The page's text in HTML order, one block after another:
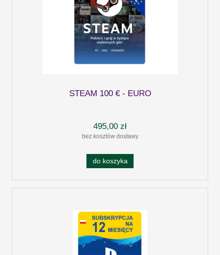
STEAM 100 € - EURO
495,00 zł
bez kosztów dostawy
do koszyka